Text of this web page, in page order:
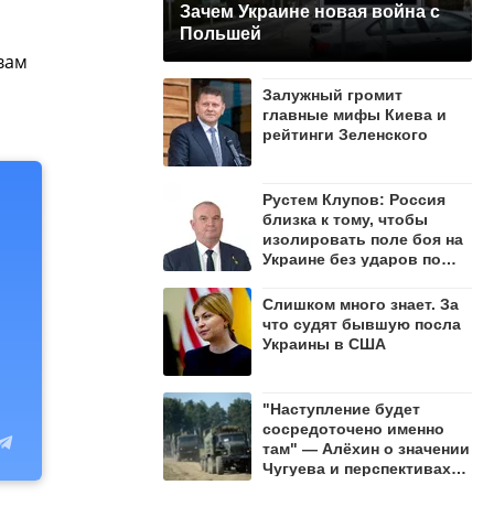
Зачем Украине новая война с
Польшей
Залужный громит
главные мифы Киева и
рейтинги Зеленского
Рустем Клупов: Россия
близка к тому, чтобы
изолировать поле боя на
Украине без ударов по
Слишком много знает. За
что судят бывшую посла
Украины в США
"Наступление будет
сосредоточено именно
там" — Алёхин о значении
Чугуева и перспективах